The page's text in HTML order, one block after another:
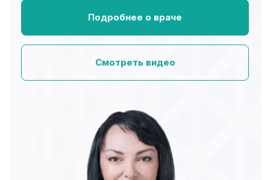
Подробнее о враче
Смотреть видео